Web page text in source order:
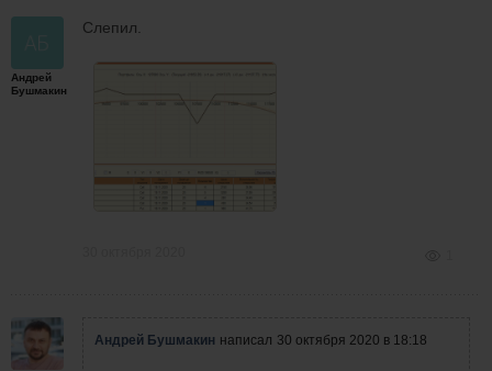
Андрей
Бушмакин
Слепил.
Андрей Бушмакин написал 30 октября 2020 в 18:18